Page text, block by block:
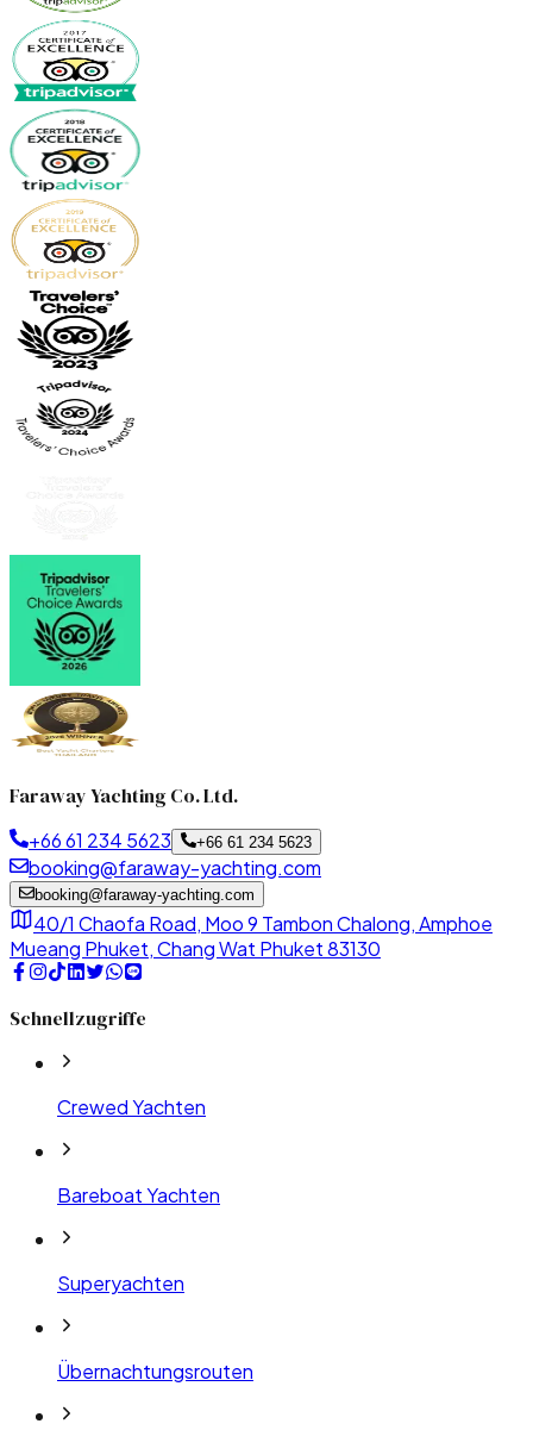
Faraway Yachting Co. Ltd.
+66 61 234 5623 +66 61 234 5623
booking@faraway-yachting.com
booking@faraway-yachting.com
40/1 Chaofa Road, Moo 9 Tambon Chalong, Amphoe
Mueang Phuket, Chang Wat Phuket 83130
Schnellzugriffe
Crewed Yachten
Bareboat Yachten
Superyachten
Übernachtungsrouten